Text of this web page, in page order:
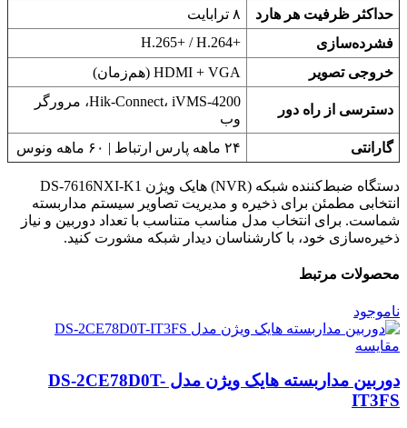
حداکثر ظرفیت هر هارد
۸ ترابایت
فشرده‌سازی
H.265+‎ / H.264+‎
خروجی تصویر
HDMI + VGA (هم‌زمان)
دسترسی از راه دور
Hik-Connect، iVMS-4200، مرورگر
وب
گارانتی
۲۴ ماهه پارس ارتباط | ۶۰ ماهه ونوس
دستگاه ضبط‌کننده شبکه (NVR) هایک ویژن DS-7616NXI-K1
انتخابی مطمئن برای ذخیره و مدیریت تصاویر سیستم مداربسته
شماست. برای انتخاب مدل مناسب متناسب با تعداد دوربین و نیاز
ذخیره‌سازی خود، با کارشناسان دیدار شبکه مشورت کنید.
محصولات مرتبط
ناموجود
مقایسه
دوربین مداربسته هایک ویژن مدل DS-2CE78D0T-
IT3FS